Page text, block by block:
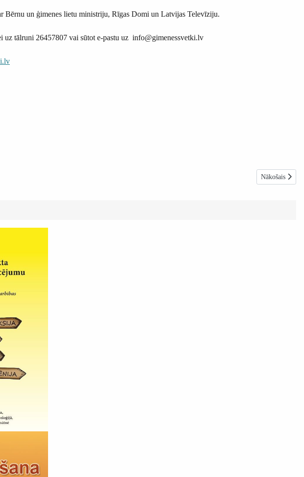
Bērnu un ģimenes lietu ministriju, Rīgas Domi un Latvijas Televīziju.
uz tālruni 26457807 vai sūtot e-pastu uz info@gimenessvetki.lv
Nākamais
Nākošais